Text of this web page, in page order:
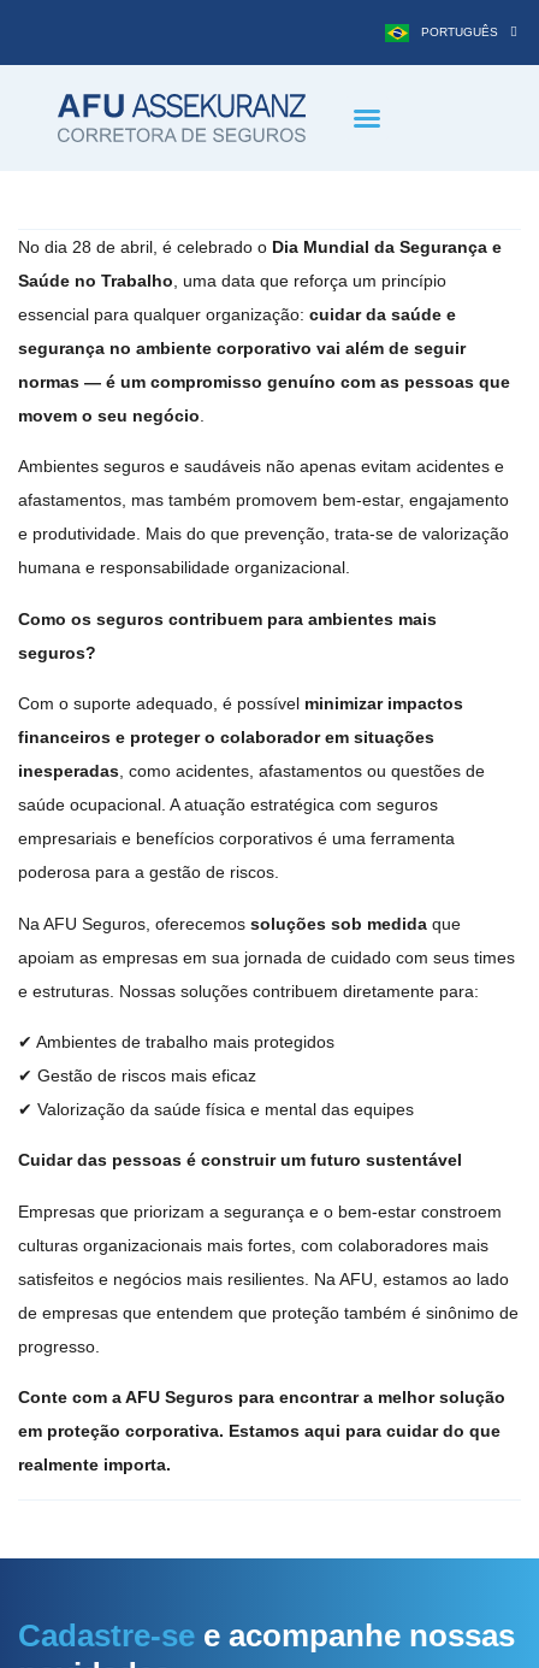
PORTUGUÊS
No dia 28 de abril, é celebrado o Dia Mundial da Segurança e
Saúde no Trabalho , uma data que reforça um princípio
essencial para qualquer organização: cuidar da saúde e
segurança no ambiente corporativo vai além de seguir
normas — é um compromisso genuíno com as pessoas que
movem o seu negócio
Ambientes seguros e saudáveis não apenas evitam acidentes e
afastamentos, mas também promovem bem-estar, engajamento
e produtividade. Mais do que prevenção, trata-se de valorização
humana e responsabilidade organizacional.
Como os seguros contribuem para ambientes mais
seguros?
Com o suporte adequado, é possível minimizar impactos
financeiros e proteger o colaborador em situações
inesperadas , como acidentes, afastamentos ou questões de
saúde ocupacional. A atuação estratégica com seguros
empresariais e benefícios corporativos é uma ferramenta
poderosa para a gestão de riscos.
Na AFU Seguros, oferecemos soluções sob medida que
apoiam as empresas em sua jornada de cuidado com seus times
e estruturas. Nossas soluções contribuem diretamente para:
✔ Ambientes de trabalho mais protegidos
✔ Gestão de riscos mais eficaz
✔ Valorização da saúde física e mental das equipes
Cuidar das pessoas é construir um futuro sustentável
Empresas que priorizam a segurança e o bem-estar constroem
culturas organizacionais mais fortes, com colaboradores mais
satisfeitos e negócios mais resilientes. Na AFU, estamos ao lado
de empresas que entendem que proteção também é sinônimo de
progresso.
Conte com a AFU Seguros para encontrar a melhor solução
em proteção corporativa. Estamos aqui para cuidar do que
realmente importa.
Cadastre-se e acompanhe nossas